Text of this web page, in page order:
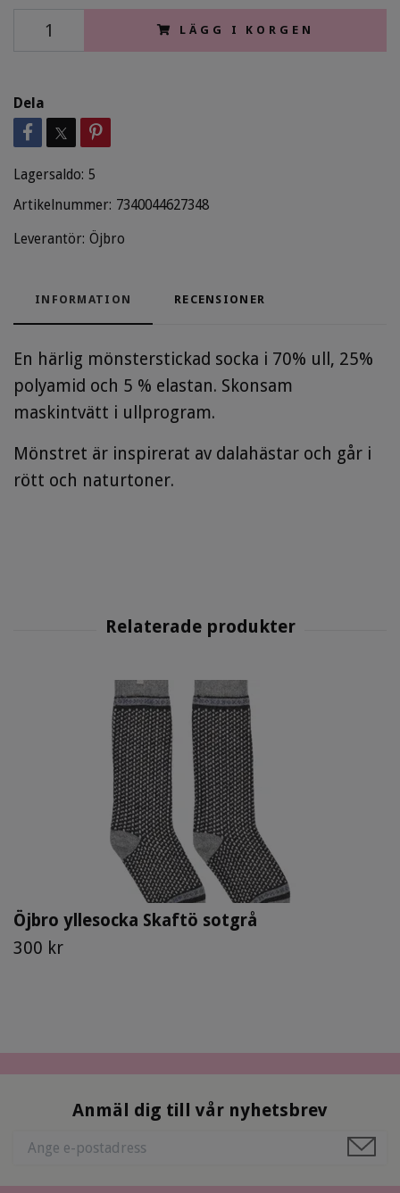
LÄGG I KORGEN
Dela
Lagersaldo: 5
Artikelnummer: 7340044627348
Leverantör: Öjbro
INFORMATION RECENSIONER
En härlig mönsterstickad socka i 70% ull, 25%
polyamid och 5 % elastan. Skonsam
maskintvätt i ullprogram.
Mönstret är inspirerat av dalahästar och går i
rött och naturtoner.
Öjbro yllesocka Skaftö sotgrå
300 kr
Anmäl dig till vår nyhetsbrev